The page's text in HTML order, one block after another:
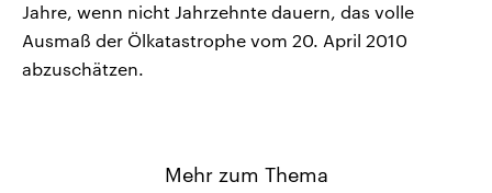
Jahre, wenn nicht Jahrzehnte dauern, das volle
Ausmaß der Ölkatastrophe vom 20. April 2010
abzuschätzen.
Mehr zum Thema